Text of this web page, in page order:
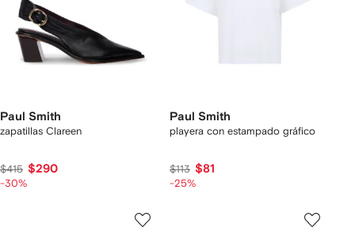
Paul Smith
zapatillas Clareen
$415 $290
-30%
Paul Smith
playera con estampado gráfico
$113 $81
-25%